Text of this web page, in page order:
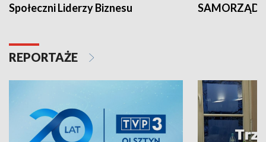
Społeczni Liderzy Biznesu SAMORZĄD
REPORTAŻE